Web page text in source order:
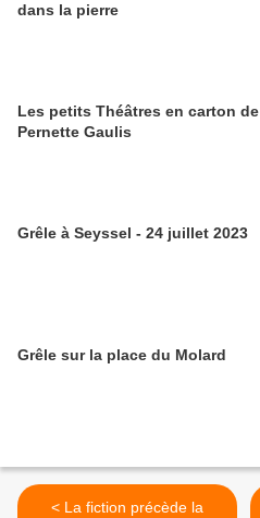
dans la pierre
Les petits Théâtres en carton de
Pernette Gaulis
Grêle à Seyssel - 24 juillet 2023
Grêle sur la place du Molard
< La fiction précède la